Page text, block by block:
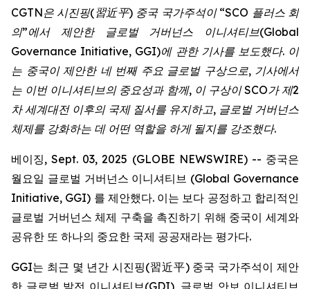
CGTN은 시진핑(習近平) 중국 국가주석이“SCO 플러스 회
의”에서 제안한 글로벌 거버넌스 이니셔티브(Global
Governance Initiative, GGI)에 관한 기사를 보도했다. 이
는 중국이 제안한 네 번째 주요 글로벌 구상으로, 기사에서
는 이번 이니셔티브의 중요성과 함께, 이 구상이SCO가 제2
차 세계대전 이후의 국제 질서를 유지하고, 글로벌 거버넌스
체제를 강화하는 데 어떤 역할을 하게 될지를 강조했다.
베이징, Sept. 03, 2025 (GLOBE NEWSWIRE) -- 중국은
월요일 글로벌 거버넌스 이니셔티브 (Global Governance
Initiative, GGI) 를 제안했다. 이는 보다 공정하고 합리적인
글로벌 거버넌스 체제 구축을 촉진하기 위해 중국이 세계와
공유한 또 하나의 중요한 국제 공공재라는 평가다.
GGI는 최근 몇 년간 시진핑(習近平) 중국 국가주석이 제안
한 글로벌 발전 이니셔티브(GDI), 글로벌 안보 이니셔티브